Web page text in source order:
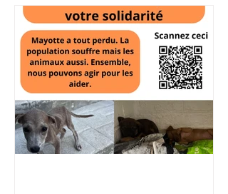
elles sont enfin en sécurité,
entourées d’amour et en pleine
forme 💪🐾L’ association L’Arche
d’Hélios compte sur votre solidarité
pour leur offrir les prothèses qui
leur permettront de courir, jouer et
profiter pleinement de leur
nouvelle vie de chien. Chaque
geste compte. Ensemble, on peut